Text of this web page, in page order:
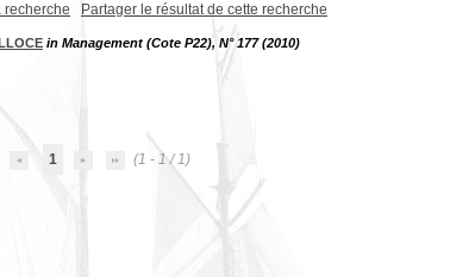
recherche Partager le résultat de cette recherche
in Management (Cote P22), N° 177 (2010)
1 (1 - 1 / 1)